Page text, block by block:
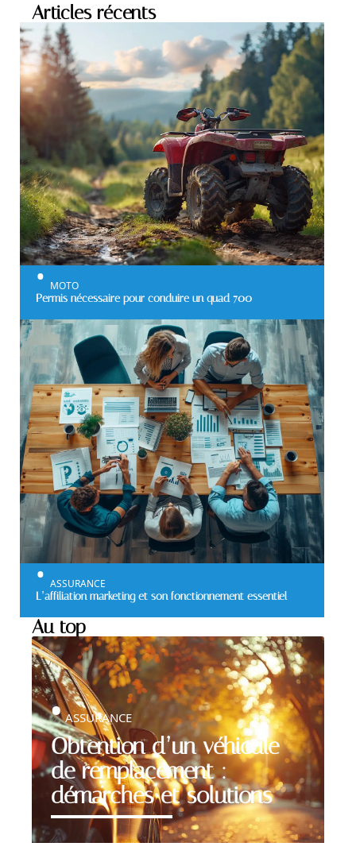
Articles récents
MOTO
Permis nécessaire pour conduire un quad 700
ASSURANCE
L’affiliation marketing et son fonctionnement essentiel
Au top
Obtention d’un véhicule
de remplacement :
démarches et solutions
ASSURANCE